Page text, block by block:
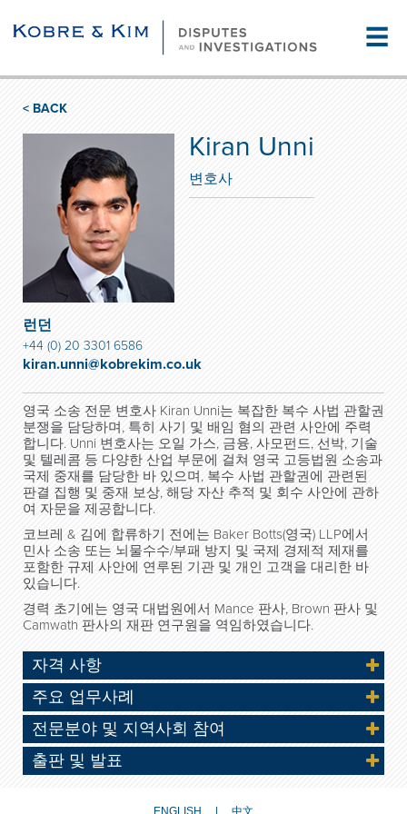
☰
< BACK
Kiran Unni
변호사
런던
+44 (0) 20 3301 6586
kiran.unni@kobrekim.co.uk
영국 소송 전문 변호사 Kiran Unni는 복잡한 복수 사법 관할권
분쟁을 담당하며, 특히 사기 및 배임 혐의 관련 사안에 주력
합니다. Unni 변호사는 오일 가스, 금융, 사모펀드, 선박, 기술
및 텔레콤 등 다양한 산업 부문에 걸쳐 영국 고등법원 소송과
국제 중재를 담당한 바 있으며, 복수 사법 관할권에 관련된
판결 집행 및 중재 보상, 해당 자산 추적 및 회수 사안에 관하
여 자문을 제공합니다.
코브레 & 김에 합류하기 전에는 Baker Botts(영국) LLP에서
민사 소송 또는 뇌물수수/부패 방지 및 국제 경제적 제재를
포함한 규제 사안에 연루된 기관 및 개인 고객을 대리한 바
있습니다.
경력 초기에는 영국 대법원에서 Mance 판사, Brown 판사 및
Camwath 판사의 재판 연구원을 역임하였습니다.
자격 사항
주요 업무사례
전문분야 및 지역사회 참여
출판 및 발표
ENGLISH 中文